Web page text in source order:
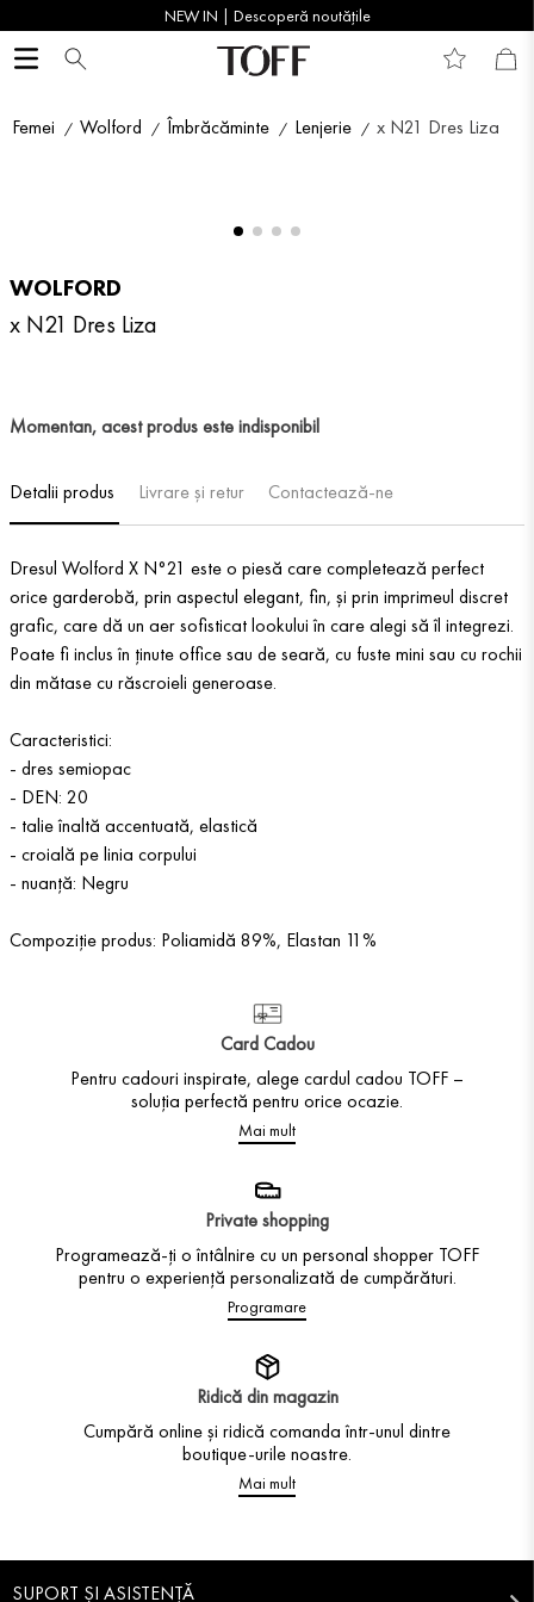
NEW IN | Descoperă noutățile
Femei Wolford Îmbrăcăminte Lenjerie x N21 Dres Liza
WOLFORD
x N21 Dres Liza
Momentan, acest produs este indisponibil
Detalii produs Livrare și retur Contactează-ne
Dresul Wolford X N°21 este o piesă care completează perfect
orice garderobă, prin aspectul elegant, fin, și prin imprimeul discret
grafic, care dă un aer sofisticat lookului în care alegi să îl integrezi.
Poate fi inclus în ținute office sau de seară, cu fuste mini sau cu rochii
din mătase cu răscroieli generoase.
Caracteristici:
- dres semiopac
- DEN: 20
- talie înaltă accentuată, elastică
- croială pe linia corpului
- nuanță: Negru
Compoziție produs: Poliamidă 89%, Elastan 11%
Card Cadou
Pentru cadouri inspirate, alege cardul cadou TOFF –
soluția perfectă pentru orice ocazie.
Mai mult
Private shopping
Programează-ți o întâlnire cu un personal shopper TOFF
pentru o experiență personalizată de cumpărături.
Programare
Ridică din magazin
Cumpără online și ridică comanda într-unul dintre
boutique-urile noastre.
Mai mult
SUPORT ȘI ASISTENȚĂ